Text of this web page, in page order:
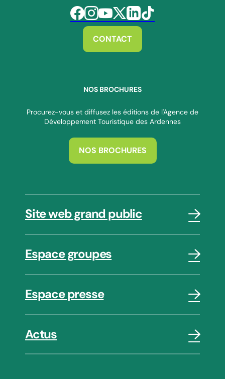
Suivez-nous sur Facebook
Suivez-nous sur Instagram
Suivez-nous sur Youtube
Suivez-nous sur Twitter
Suivez-nous sur Linkedin
Suivez-nous sur Tiktok
CONTACT
NOS BROCHURES
Procurez-vous et diffusez les éditions de l'Agence de
Développement Touristique des Ardennes
NOS BROCHURES
Site web grand public
Espace groupes
Espace presse
Actus